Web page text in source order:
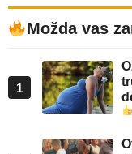
Možda vas
1